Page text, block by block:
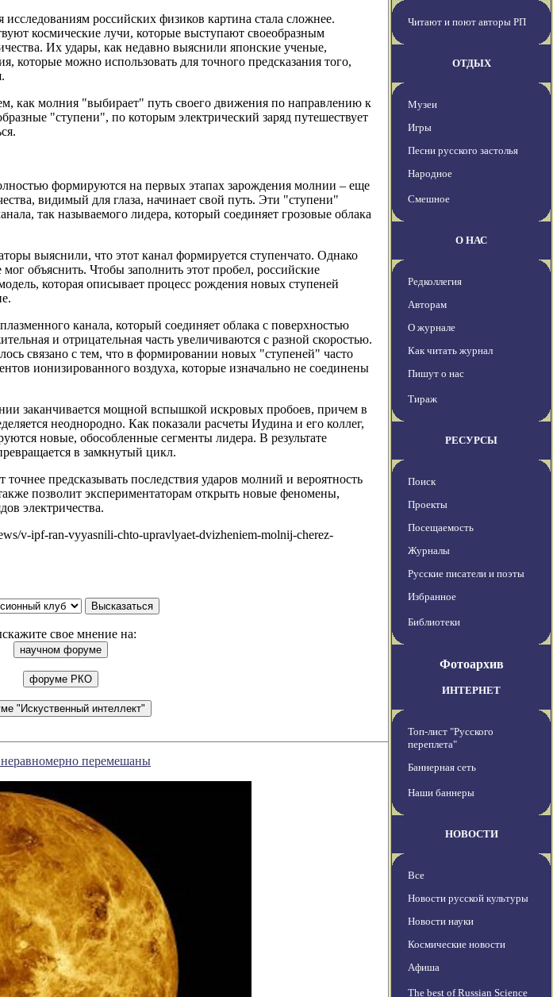
исследованиям российских физиков картина стала сложнее.
космические лучи, которые выступают своеобразным
Их удары, как недавно выяснили японские ученые,
которые можно использовать для точного предсказания того,
как молния "выбирает" путь своего движения по направлению к
"ступени", по которым электрический заряд путешествует
формируются на первых этапах зарождения молнии – еще
видимый для глаза, начинает свой путь. Эти "ступени"
так называемого лидера, который соединяет грозовые облака
выяснили, что этот канал формируется ступенчато. Однако
объяснить. Чтобы заполнить этот пробел, российские
которая описывает процесс рождения новых ступеней
канала, который соединяет облака с поверхностью
и отрицательная часть увеличиваются с разной скоростью.
связано с тем, что в формировании новых "ступеней" часто
ионизированного воздуха, которые изначально не соединены
заканчивается мощной вспышкой искровых пробоев, причем в
неоднородно. Как показали расчеты Иудина и его коллег,
новые, обособленные сегменты лидера. В результате
в замкнутый цикл.
предсказывать последствия ударов молний и вероятность
позволит экспериментаторам открыть новые феномены,
электричества.
v-ipf-ran-vyyasnili-chto-upravlyaet-dvizheniem-molnij-cherez-
свое мнение на:
перемешаны
Читают и поют авторы РП
ОТДЫХ
Музеи
Игры
Песни русского застолья
Народное
Смешное
О НАС
Редколлегия
Авторам
О журнале
Как читать журнал
Пишут о нас
Тираж
РЕСУРСЫ
Поиск
Проекты
Посещаемость
Журналы
Русские писатели и поэты
Избранное
Библиотеки
Фотоархив
ИНТЕРНЕТ
Топ-лист "Русского
переплета"
Баннерная сеть
Наши баннеры
НОВОСТИ
Все
Новости русской культуры
Новости науки
Космические новости
Афиша
The best of Russian Science